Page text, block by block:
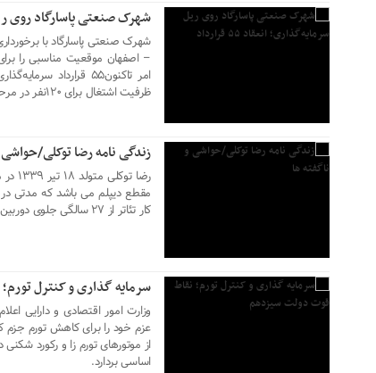
شهرک صنعتی پاسارگاد روی ریل
شهرک صنعتی پاسارگاد با
– اصفهان موقعیت مناسبی را
امر تاکنون۵۵
ظرفیت اشتغال برای ۱۲۰نفر در مرحله بهره‌برداری است.
زندگی نامه رضا توکلی/حواشی
رضا
مقطع دیپلم می باشد که مدتی
کار تئاتر از ۲۷ سالگی جلوی دوربین رفت و حالا دو فرزند هم دارد
سرمایه گذاری و کنترل
وزارت امور اقتصادی و دارایی
عزم خود را برای کاهش تورم جزم
از موتورهای تورم زا و رکورد
اساسی بردارد.